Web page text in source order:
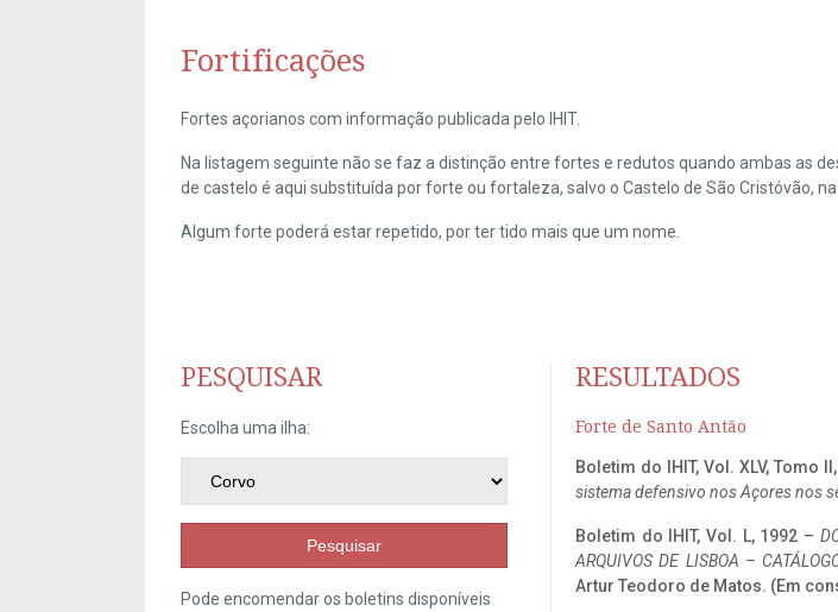
Fortificações
Fortes açorianos com informação publicada pelo IHIT.
Na listagem seguinte não se faz a distinção entre fortes e redutos quando ambas as
de castelo é aqui substituída por forte ou fortaleza, salvo o Castelo de São Cristóvão, na
Algum forte poderá estar repetido, por ter tido mais que um nome.
PESQUISAR
Escolha uma ilha:
Pesquisar
Pode encomendar os boletins disponíveis
RESULTADOS
Forte de Santo Antão
Boletim do IHIT, Vol. XLV, Tomo
sistema defensivo nos Açores nos
Boletim do IHIT, Vol. L, 1992 –
ARQUIVOS DE LISBOA –
Artur Teodoro de Matos. (Em